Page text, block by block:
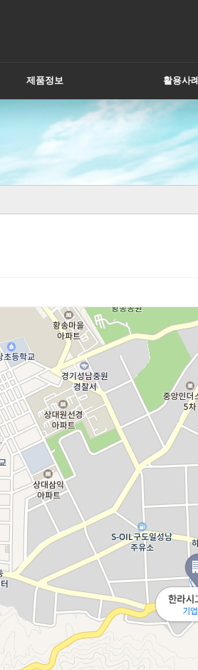
제품정보 활용사례
다나와 광고 런칭 UIOT스…TP-50F [애완동물 Io…